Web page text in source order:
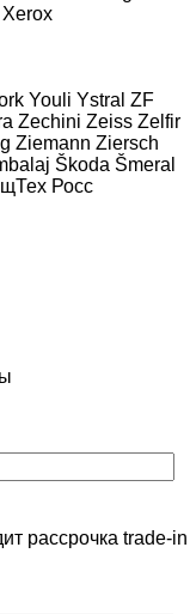
Xerox
Youli Ystral ZF
Zechini Zeiss Zelfir
Ziemann Ziersch
Škoda Šmeral
Росс
рассрочка trade-in